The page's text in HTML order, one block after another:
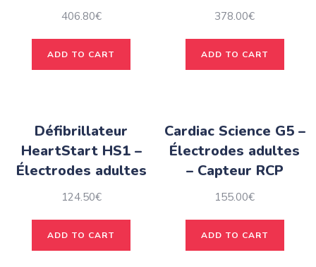
406.80€
ADD TO CART
378.00€
ADD TO CART
Défibrillateur
HeartStart HS1 –
Électrodes adultes
124.50€
ADD TO CART
Cardiac Science G5 –
Électrodes adultes
– Capteur RCP
155.00€
ADD TO CART